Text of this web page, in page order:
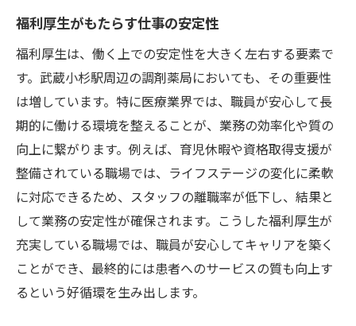
福利厚生がもたらす仕事の安定性
福利厚生は、働く上での安定性を大きく左右する要素で
す。武蔵小杉駅周辺の調剤薬局においても、その重要性
は増しています。特に医療業界では、職員が安心して長
期的に働ける環境を整えることが、業務の効率化や質の
向上に繋がります。例えば、育児休暇や資格取得支援が
整備されている職場では、ライフステージの変化に柔軟
に対応できるため、スタッフの離職率が低下し、結果と
して業務の安定性が確保されます。こうした福利厚生が
充実している職場では、職員が安心してキャリアを築く
ことができ、最終的には患者へのサービスの質も向上す
るという好循環を生み出します。